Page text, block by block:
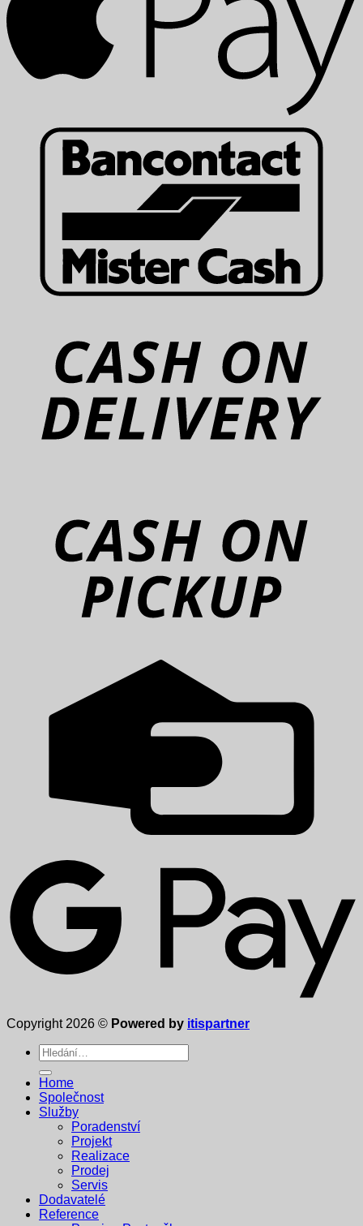
Copyright 2026 © Powered by itispartner
Hledat:
Home
Společnost
Služby
Poradenství
Projekt
Realizace
Prodej
Servis
Dodavatelé
Reference